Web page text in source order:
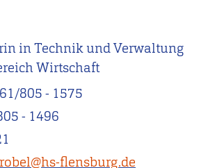
to
in Technik und Verwaltung
Wirtschaft
805 - 1575
- 1496
flensburg.de